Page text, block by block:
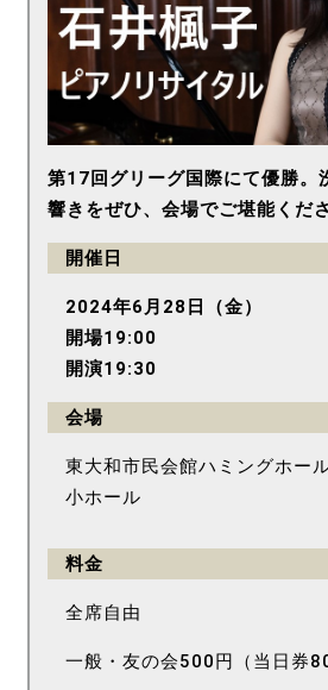
第17回グリーグ国際にて優勝。
響きをぜひ、会場でご堪能くださ
開催日
2024年6月28日（金）
開場19:00
開演19:30
会場
東大和市民会館ハミングホー
小ホール
料金
全席自由
一般・友の会500円（当日券